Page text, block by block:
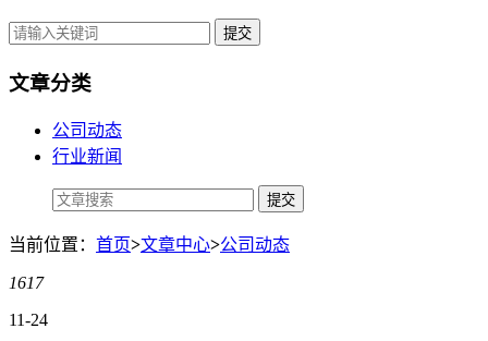
提交
文章分类
公司动态
行业新闻
当前位置： 首页>文章中心>公司动态
1617
11-24